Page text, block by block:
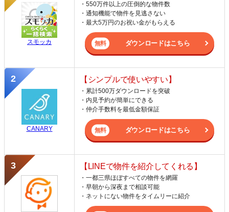
スモッカ
・550万件以上の圧倒的な物件数
・通知機能で物件を見逃さない
・最大5万円のお祝い金がもらえる
ダウンロードはこちら
CANARY
【シンプルで使いやすい】
・累計500万ダウンロードを突破
・内見予約が簡単にできる
・仲介手数料を最低金額保証
ダウンロードはこちら
【LINEで物件を紹介してくれる】
・一都三県ほぼすべての物件を網羅
・早朝から深夜まで相談可能
・ネットにない物件をタイムリーに紹介